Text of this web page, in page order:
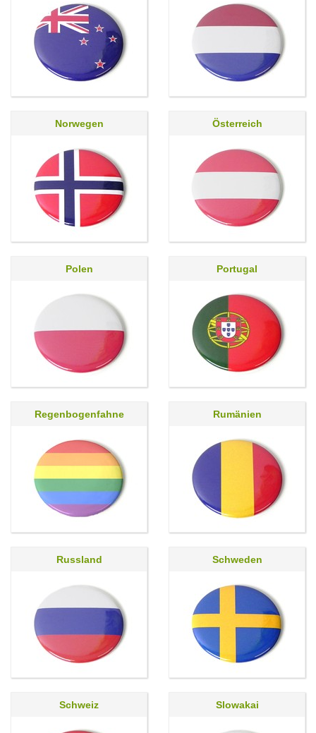
Norwegen Österreich
Polen Portugal
Regenbogenfahne Rumänien
Russland Schweden
Schweiz Slowakai